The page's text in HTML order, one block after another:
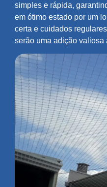
simples e rápida,
em ótimo estado por um
certa e cuidados
serão uma adição valiosa